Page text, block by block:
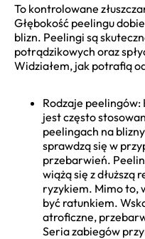
To kontrolowane
Głębokość peelingu
blizn. Peelingi są
potrądzikowych oraz
Widziałem, jak potrafią
Rodzaje
jest często
peelingach na
sprawdzą się w
przebarwień.
wiążą się z dłuższą
ryzykiem. Mimo to,
być ratunkiem.
atroficzne,
Seria zabiegów